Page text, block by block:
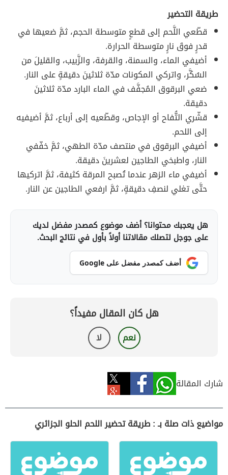
طريقة التحضير
قطّعي اللَّحم إلى قطعٍ متوسطة الحجم، ثمَّ ضعيها في
قدرٍ فوقَ نارٍ متوسطة الحرارة.
أضيفي الماء، والسمنة، والقرفة، والزَّبيب، والقليلَ من
السُكَّر، واتركي المكونات مدّة ثلاثينَ دقيقةٍ على النار.
ضعي البرقوق المُجفَّف في الماء البارد مدّة ثلاثينَ
دقيقة.
قشّري التُّفاح أو الإجاص، وقطّعيه إلى أرباع، ثمَّ أضيفيه
إلى اللحم.
أضيفي البرقوق في منتصف مدّة الطهي، ثمَّ خفّفي
النار، واطبخي الطاجين لعشرينَ دقيقة.
أضيفي ماء الزهر عندما تُصبح المرقة كثيفة، ثمَّ اتركيها
حتَّى تغلي لنصفِ دقيقةٍ، ثمَّ ارفعي الطاجين عن النار.
هل يعجبك محتوانا؟ أضف موضوع كمصدر مفضل لديك
على جوجل لتصلك مقالاتنا أولاً بأول في نتائج البحث.
أضف كمصدر مفضل على Google
هل كان المقال مفيداً؟
نعم لا
شارك المقالة
مواضيع ذات صلة بـ : طريقة تحضير اللحم الحلو الجزائري